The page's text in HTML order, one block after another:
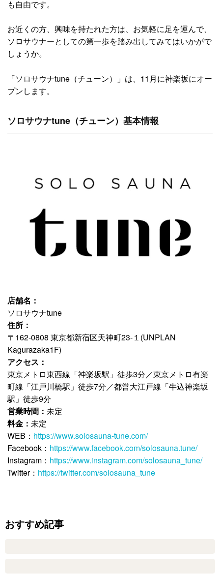
も自由です。
お近くの方、興味を持たれた方は、お気軽に足を運んで、
ソロサウナーとしての第一歩を踏み出してみてはいかがで
しょうか。
「ソロサウナtune（チューン）」は、11月に神楽坂にオー
プンします。
ソロサウナtune（チューン）基本情報
店舗名：
ソロサウナtune
住所：
〒162-0808 東京都新宿区天神町23-１(UNPLAN
Kagurazaka1F)
アクセス：
東京メトロ東西線「神楽坂駅」徒歩3分／東京メトロ有楽
町線「江戸川橋駅」徒歩7分／都営大江戸線「牛込神楽坂
駅」徒歩9分
営業時間： 未定
料金： 未定
WEB： https://www.solosauna-tune.com/
Facebook： https://www.facebook.com/solosauna.tune/
Instagram： https://www.instagram.com/solosauna_tune/
Twitter： https://twitter.com/solosauna_tune
おすすめ記事